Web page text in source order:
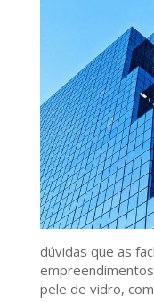
dúvidas que as
pele de vidro,